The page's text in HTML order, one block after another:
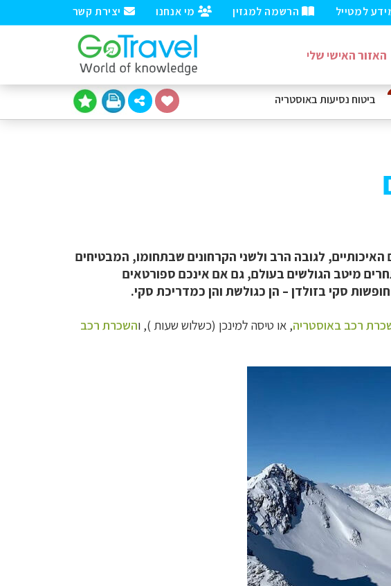
ביטוח נסיעותבאוסטריה
יצירת קשר מי אנחנו הרשמה למגזין למטייל
האזור האישי שלי
לגובה הרב ולשני הקרחונים שבתחומו, המבטיחים
מיטב הגולשים בעולם, גם אם אינכם ספורטאים
סקי בזולדן – הן כגולשת והן כמדריכת סקי.
רכב באוסטריה, או טיסה למינכן (כשלוש שעות ), והשכרת רכב